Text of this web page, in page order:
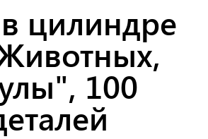
цилиндре
100